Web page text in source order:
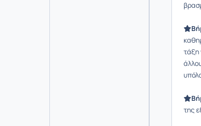
τάξη
της